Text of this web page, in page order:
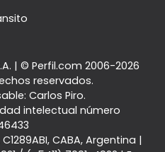
| © Perfil.com 2006-2026
reservados.
Carlos Piro.
intelectual número
C1289ABI, CABA, Argentina |